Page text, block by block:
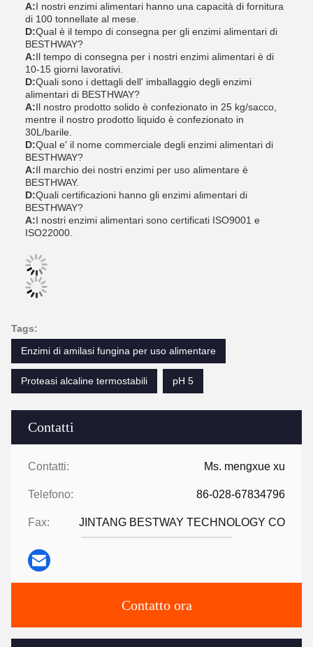
Contatti
Contatti: Ms. mengxue xu
Telefono: 86-028-67834796
Fax: JINTANG BESTWAY TECHNOLOGY CO
Contatto ora
A:I nostri enzimi alimentari hanno una capacità di fornitura
di 100 tonnellate al mese.
D:Qual è il tempo di consegna per gli enzimi alimentari di
BESTHWAY?
A:Il tempo di consegna per i nostri enzimi alimentari è di
10-15 giorni lavorativi.
D:Quali sono i dettagli dell' imballaggio degli enzimi
alimentari di BESTHWAY?
A:Il nostro prodotto solido è confezionato in 25 kg/sacco,
mentre il nostro prodotto liquido è confezionato in
30L/barile.
D:Qual e' il nome commerciale degli enzimi alimentari di
BESTHWAY?
A:Il marchio dei nostri enzimi per uso alimentare è
BESTHWAY.
D:Quali certificazioni hanno gli enzimi alimentari di
BESTHWAY?
A:I nostri enzimi alimentari sono certificati ISO9001 e
ISO22000.
Tags:
Enzimi di amilasi fungina per uso alimentare
Proteasi alcaline termostabili pH 5